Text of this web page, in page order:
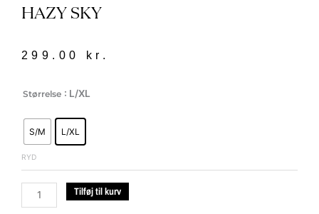
HAZY SKY
299.00 kr.
Størrelse : L/XL
S/M L/XL
RYD
Bella
Bomuld
antal
Tilføj til kurv